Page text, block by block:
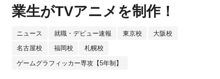
業生がTVアニメを制作！
ニュース 就職・デビュー速報 東京校 大阪校
名古屋校 福岡校 札幌校
ゲームグラフィッカー専攻【5年制】